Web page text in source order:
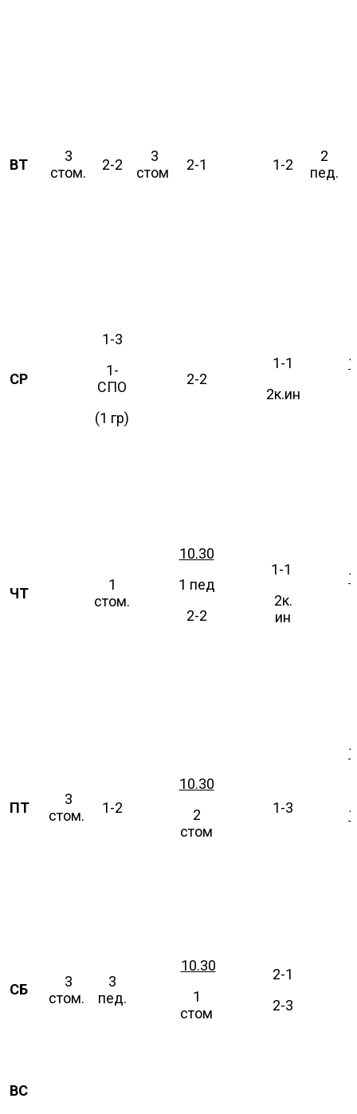
ВТ
3
стом.
2-2
3
стом
2-1 1-2
2
пед.
СР
1-3
1-
СПО
(1 гр)
2-2
1-1
2к.ин
ЧТ
1
стом.
10.30
1 пед
2-2
1-1
2к.
ин
ПТ
3
стом.
1-2
10.30
2
стом
1-3
СБ
3
стом.
3
пед.
10.30
1
стом
2-1
2-3
ВС